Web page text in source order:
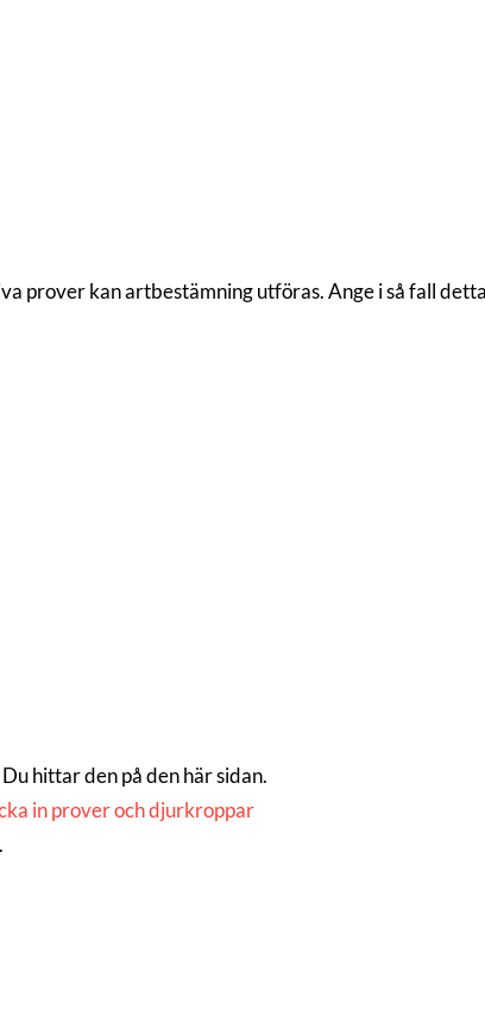
prover kan artbestämning utföras. Ange i så fall
hittar den på den här sidan.
in prover och djurkroppar